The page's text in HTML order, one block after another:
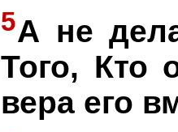
5А не
Того, Кто
вера его